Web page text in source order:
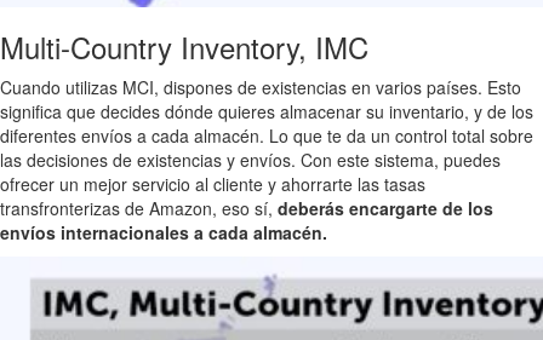
Multi-Country Inventory, IMC
Cuando utilizas MCI, dispones de existencias en varios países. Esto
significa que decides dónde quieres almacenar su inventario, y de los
diferentes envíos a cada almacén. Lo que te da un control total sobre
las decisiones de existencias y envíos. Con este sistema, puedes
ofrecer un mejor servicio al cliente y ahorrarte las tasas
transfronterizas de Amazon, eso sí, deberás encargarte de los
envíos internacionales a cada almacén.